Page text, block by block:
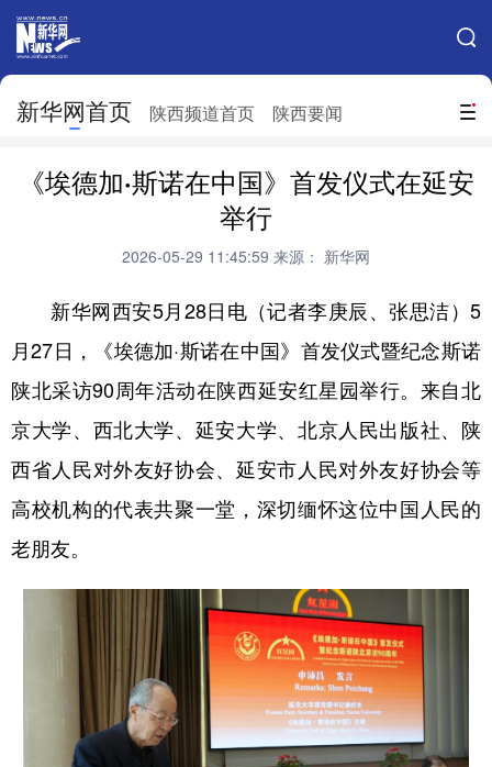
搜索
新华网首页 陕西频道首页 陕西要闻
网站地图
北京 天津 河北 山西
吉林 上海
山东 河南 湖北 湖南
广东 广西 海南 重庆
四川 贵州 云南 西藏
陕西 甘肃 青海 宁夏
新疆 内蒙古 黑龙江
《埃德加·斯诺在中国》首发仪式在延安
举行
2026-05-29 11:45:59 来源： 新华网
新华网西安5月28日电（记者李庚辰、张思洁）5
月27日，《埃德加·斯诺在中国》首发仪式暨纪念斯诺
陕北采访90周年活动在陕西延安红星园举行。来自北
京大学、西北大学、延安大学、北京人民出版社、陕
西省人民对外友好协会、延安市人民对外友好协会等
高校机构的代表共聚一堂，深切缅怀这位中国人民的
老朋友。